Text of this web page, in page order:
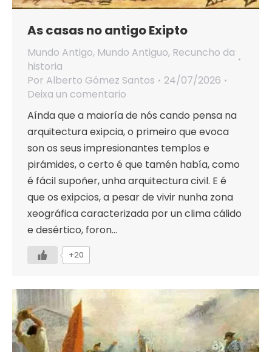
As casas no antigo Exipto
Mundo Antigo, Mundo Antiguo, Recuncho da
historia
Por Alberto Gómez Santos
24/07/2026
Deixa un comentario
Aínda que a maioría de nós cando pensa na
arquitectura exipcia, o primeiro que evoca
son os seus impresionantes templos e
pirámides, o certo é que tamén había, como
é fácil supoñer, unha arquitectura civil. E é
que os exipcios, a pesar de vivir nunha zona
xeográfica caracterizada por un clima cálido
e desértico, foron…
+20